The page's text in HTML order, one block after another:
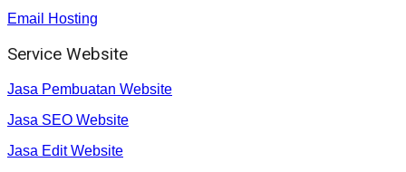
Email Hosting
Service Website
Jasa Pembuatan Website
Jasa SEO Website
Jasa Edit Website